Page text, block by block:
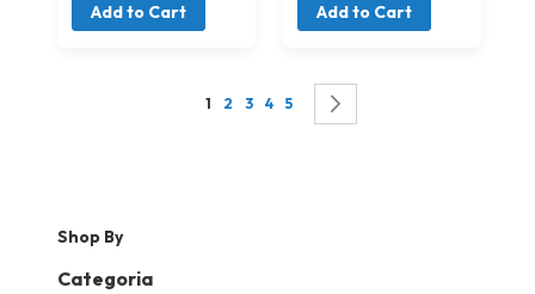
Add to Cart Add to Cart
Page
You're currently reading page
1 Page
2 Page
3 Page
4 Page
5
Shop By
Categoria